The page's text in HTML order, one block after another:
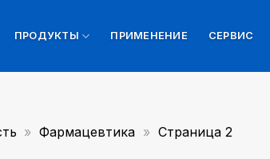
ПРОДУКТЫ ПРИМЕНЕНИЕ СЕРВИС
» Фармацевтика » Страница 2